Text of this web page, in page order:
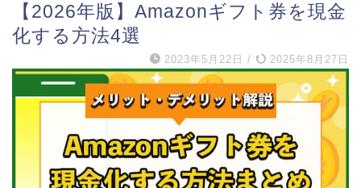
【2026年版】Amazonギフト券を現金
化する方法4選
2023年5月22日 / 2025年8月27日